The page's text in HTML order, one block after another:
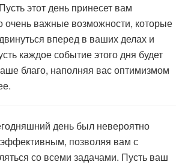
этот день принесет вам
очень важные возможности, которые
вперед в ваших делах и
каждое событие этого дня будет
благо, наполняя вас оптимизмом
день был невероятно
позволяя вам с
со всеми задачами. Пусть ваш